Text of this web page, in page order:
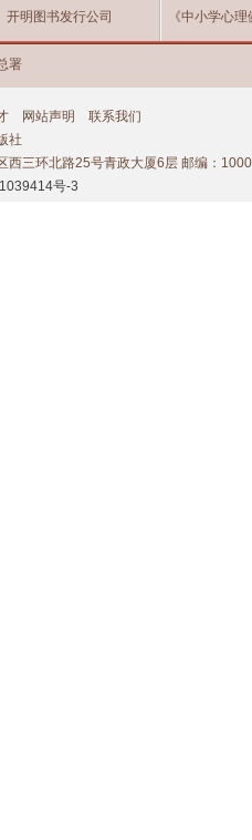
开明图书发行公司 《中小学心
署
网站声明
联系我们
社
西三环北路25号青政大厦6层 邮编：
号-3